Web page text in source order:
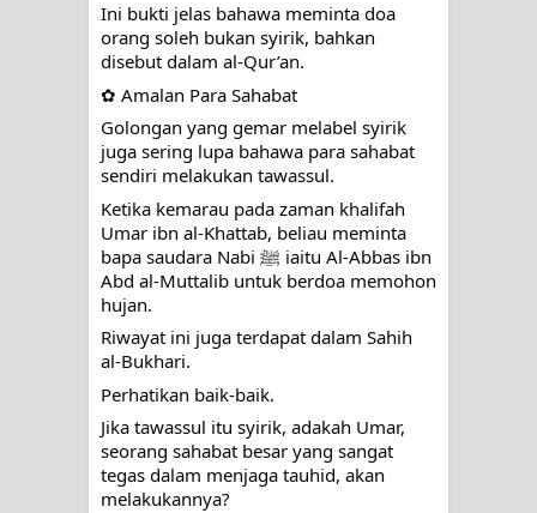
Ini bukti jelas bahawa meminta doa
orang soleh bukan syirik, bahkan
disebut dalam al-Qur’an.
✿ Amalan Para Sahabat
Golongan yang gemar melabel syirik
juga sering lupa bahawa para sahabat
sendiri melakukan tawassul.
Ketika kemarau pada zaman khalifah
Umar ibn al-Khattab, beliau meminta
bapa saudara Nabi ﷺ iaitu Al-Abbas ibn
Abd al-Muttalib untuk berdoa memohon
hujan.
Riwayat ini juga terdapat dalam Sahih
al-Bukhari.
Perhatikan baik-baik.
Jika tawassul itu syirik, adakah Umar,
seorang sahabat besar yang sangat
tegas dalam menjaga tauhid, akan
melakukannya?